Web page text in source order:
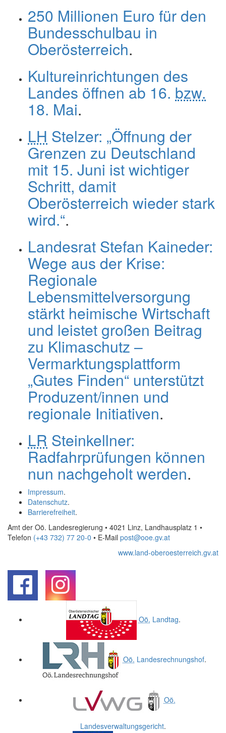
250 Millionen Euro für den
Bundesschulbau in
Oberösterreich.
Kultureinrichtungen des
Landes öffnen ab 16. bzw.
18. Mai.
LH Stelzer: „Öffnung der
Grenzen zu Deutschland
mit 15. Juni ist wichtiger
Schritt, damit
Oberösterreich wieder stark
wird.“.
Landesrat Stefan Kaineder:
Wege aus der Krise:
Regionale
Lebensmittelversorgung
stärkt heimische Wirtschaft
und leistet großen Beitrag
zu Klimaschutz –
Vermarktungsplattform
„Gutes Finden“ unterstützt
Produzent/innen und
regionale Initiativen.
LR Steinkellner:
Radfahrprüfungen können
nun nachgeholt werden.
Impressum.
Datenschutz.
Barrierefreiheit.
Amt der Oö. Landesregierung • 4021 Linz, Landhausplatz 1 •
Telefon (+43 732) 77 20-0 • E-Mail post@ooe.gv.at
www.land-oberoesterreich.gv.at
Oö. Landtag.
Oö. Landesrechnungshof.
Oö.
Landesverwaltungsgericht.